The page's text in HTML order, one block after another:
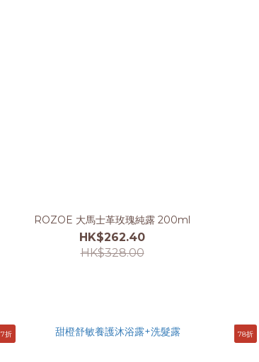
ROZOE 大馬士革玫瑰純露 200ml
HK$262.40
HK$328.00
7折 78折